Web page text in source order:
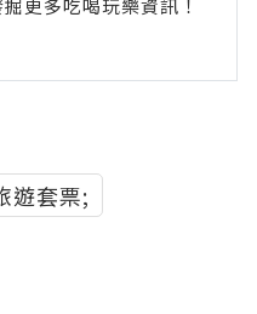
更多吃喝玩樂資訊！
遊套票;